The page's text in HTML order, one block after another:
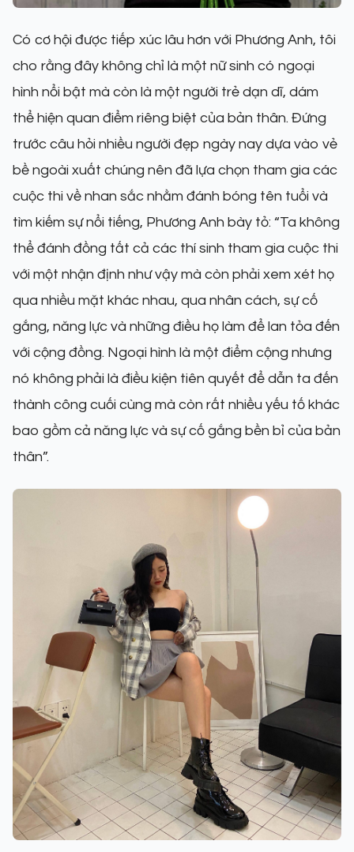
Có cơ hội được tiếp xúc lâu hơn với Phương Anh, tôi
cho rằng đây không chỉ là một nữ sinh có ngoại
hình nổi bật mà còn là một người trẻ dạn dĩ, dám
thể hiện quan điểm riêng biệt của bản thân. Đứng
trước câu hỏi nhiều người đẹp ngày nay dựa vào vẻ
bề ngoài xuất chúng nên đã lựa chọn tham gia các
cuộc thi về nhan sắc nhằm đánh bóng tên tuổi và
tìm kiếm sự nổi tiếng, Phương Anh bày tỏ: “Ta không
thể đánh đồng tất cả các thí sinh tham gia cuộc thi
với một nhận định như vậy mà còn phải xem xét họ
qua nhiều mặt khác nhau, qua nhân cách, sự cố
gắng, năng lực và những điều họ làm để lan tỏa đến
với cộng đồng. Ngoại hình là một điểm cộng nhưng
nó không phải là điều kiện tiên quyết để dẫn ta đến
thành công cuối cùng mà còn rất nhiều yếu tố khác
bao gồm cả năng lực và sự cố gắng bền bỉ của bản
thân”.